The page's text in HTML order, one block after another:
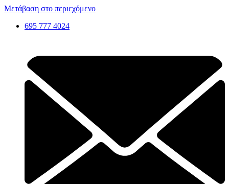
Μετάβαση στο περιεχόμενο
695 777 4024